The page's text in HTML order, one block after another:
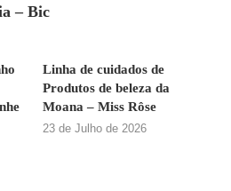
– Bic
Linha de cuidados de
Produtos de beleza da
Moana – Miss Rôse
23 de Julho de 2026